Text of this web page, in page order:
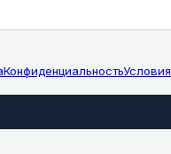
КонфиденциальностьУсловия